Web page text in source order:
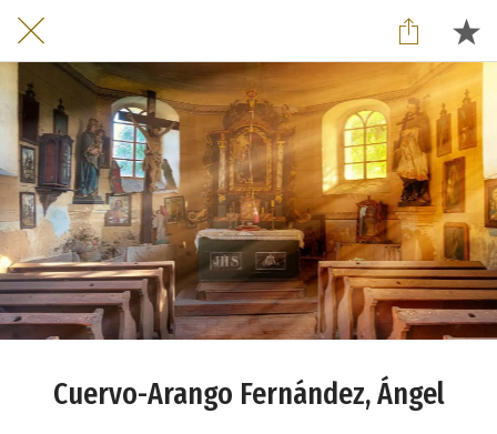
Cuervo-Arango Fernández, Ángel